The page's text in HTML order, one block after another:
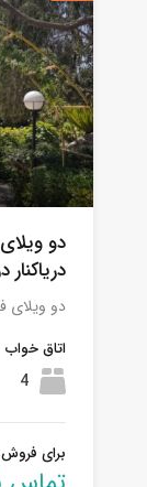
دو
دو ویلای
اتاق خواب
4
برای فروش